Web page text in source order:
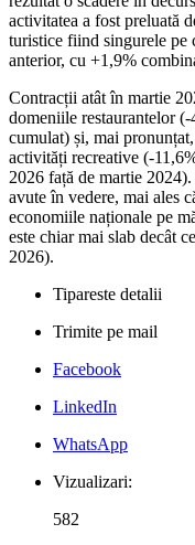
activitatea a fost preluată
turistice fiind singurele pe
anterior, cu +1,9%
Contracții atât în martie
domeniile restaurantelor
cumulat) și, mai
activități recreative (-
2026 față de martie
avute în vedere, mai ales
economiile naționale pe
este chiar mai slab decât
2026).
Tipareste detalii
Trimite pe mail
Facebook
LinkedIn
WhatsApp
Vizualizari:
582